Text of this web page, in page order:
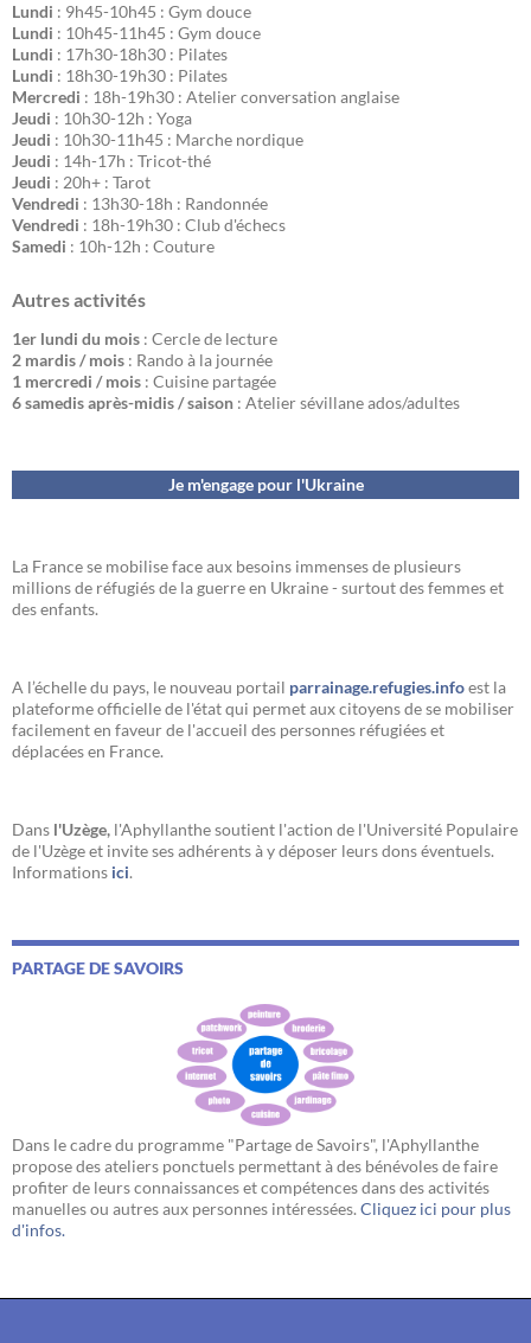
Lundi : 9h45-10h45 : Gym douce
Lundi : 10h45-11h45 : Gym douce
Lundi : 17h30-18h30 : Pilates
Lundi : 18h30-19h30 : Pilates
Mercredi : 18h-19h30 : Atelier conversation anglaise
Jeudi : 10h30-12h : Yoga
Jeudi : 10h30-11h45 : Marche nordique
Jeudi : 14h-17h : Tricot-thé
Jeudi : 20h+ : Tarot
Vendredi : 13h30-18h : Randonnée
Vendredi : 18h-19h30 : Club d'échecs
Samedi : 10h-12h : Couture
Autres activités
1er lundi du mois : Cercle de lecture
2 mardis / mois : Rando à la journée
1 mercredi / mois : Cuisine partagée
6 samedis après-midis / saison : Atelier sévillane ados/adultes
Je m'engage pour l'Ukraine
La France se mobilise face aux besoins immenses de plusieurs
millions de réfugiés de la guerre en Ukraine - surtout des femmes et
des enfants.
A l’échelle du pays, le nouveau portail parrainage.refugies.infoest la
plateforme officielle de l'état qui permet aux citoyens de se mobiliser
facilement en faveur de l'accueil des personnes réfugiées et
déplacées en France.
Dans l'Uzège, l'Aphyllanthe soutient l'action de l'Université Populaire
de l'Uzège et invite ses adhérents à y déposer leurs dons éventuels.
Informations ici.
PARTAGE DE SAVOIRS
Dans le cadre du programme "Partage de Savoirs", l'Aphyllanthe
propose des ateliers ponctuels permettant à des bénévoles de faire
profiter de leurs connaissances et compétences dans des activités
manuelles ou autres aux personnes intéressées. Cliquez ici pour plus
d'infos.